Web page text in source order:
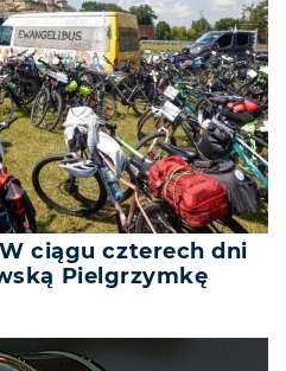
ciągu czterech dni
Pielgrzymkę